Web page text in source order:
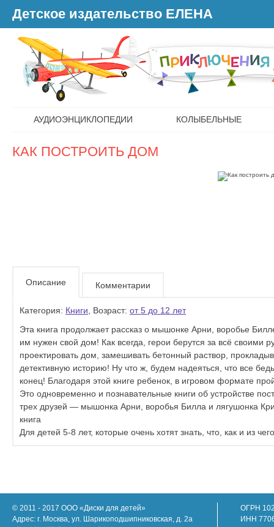
Детское издательство ЕЛЕНА
АУДИОЭНЦИКЛОПЕДИИ КОЛЫБЕЛЬНЫЕ
КАК ПОСТРОИТЬ ДОМ
Описание Комментарии
Категория: Книги , Возраст: от 5 до 12 лет
Эта книга продолжает рассказ о мышонке Арни, воробье
им нужен свой дом! Как всегда, герои берутся за всё своими
проектировать дом, замешивать бетонный раствор,
детективную историю! Ну что ж, будем надеяться, что все
конец! Благодаря этой книге ребенок, в игровом формате
Это одновременно и познавательные книги об устройстве
трех друзей — мышонка Арни, воробья Билла и лягушонка
книга
Для детей 5-8 лет, которые очень хотят знать, что, как и из
© 2011 - 2017 ООО «Диски для детей»
Адрес: г. Москва, ул. Шарикоподшипниковская, д. 2а
ОГРН
ИНН